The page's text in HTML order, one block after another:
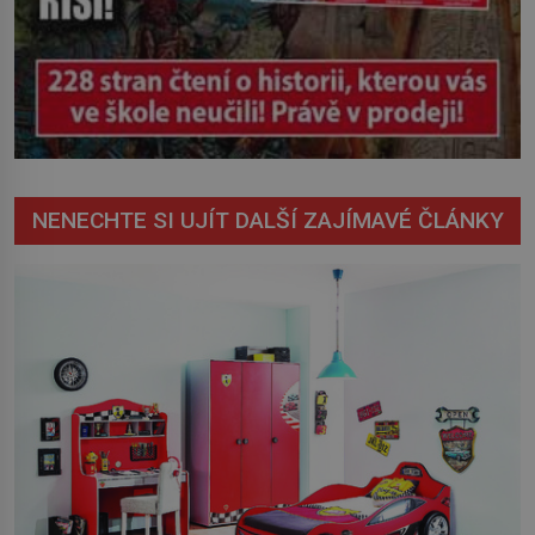
NENECHTE SI UJÍT DALŠÍ ZAJÍMAVÉ ČLÁNKY